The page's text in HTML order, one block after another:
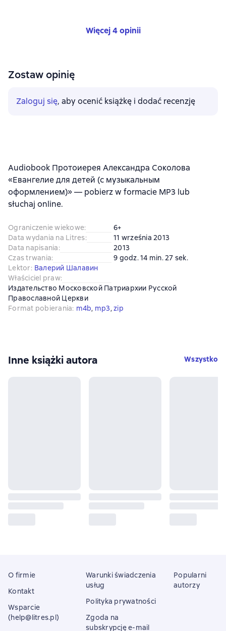
Więcej 4 opinii
Zostaw opinię
Zaloguj się, aby ocenić książkę i dodać recenzję
Audiobook Протоиерея Александра Соколова
«Евангелие для детей (с музыкальным
оформлением)» — pobierz w formacie MP3 lub
słuchaj online.
Ograniczenie wiekowe:
6+
Data wydania na Litres:
11 września 2013
Data napisania:
2013
Czas trwania:
9 godz. 14 min. 27 sek.
Lektor: Валерий Шалавин
Właściciel praw:
Издательство Московской Патриархии Русской
Православной Церкви
Format pobierania: m4b, mp3, zip
Inne książki autora Wszystko
O firmie
Kontakt
Wsparcie
(help@litres.pl)
Warunki świadczenia
usług
Polityka prywatności
Zgoda na
subskrypcję e-mail
Popularni
autorzy